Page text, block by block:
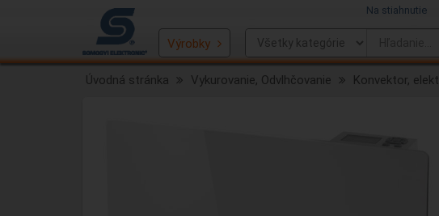
Na stiahnutie
Výrobky
Úvodná stránka Vykurovanie, Odvlhčovanie Konvektor,